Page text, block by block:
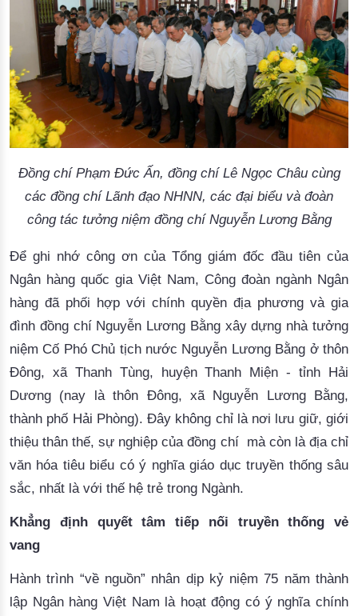
Đồng chí Phạm Đức Ấn, đồng chí Lê Ngọc Châu cùng
các đồng chí Lãnh đạo NHNN, các đại biểu và đoàn
công tác tưởng niệm đồng chí Nguyễn Lương Bằng
Để ghi nhớ công ơn của Tổng giám đốc đầu tiên của
Ngân hàng quốc gia Việt Nam, Công đoàn ngành Ngân
hàng đã phối hợp với chính quyền địa phương và gia
đình đồng chí Nguyễn Lương Bằng xây dựng nhà tưởng
niệm Cố Phó Chủ tịch nước Nguyễn Lương Bằng ở thôn
Đông, xã Thanh Tùng, huyện Thanh Miện - tỉnh Hải
Dương (nay là thôn Đông, xã Nguyễn Lương Bằng,
thành phố Hải Phòng). Đây không chỉ là nơi lưu giữ,giới
thiệu thân thế, sự nghiệp của đồng chí mà còn là địa chỉ
văn hóa tiêu biểu cóý nghĩa giáo dụctruyền thốngsâu
sắc, nhất là với thế hệ trẻ trong Ngành.
Khẳng định quyết tâm tiếp nối truyền thống vẻ
vang
Hành trình “về nguồn” nhân dịp kỷ niệm 75 năm thành
lập Ngân hàng Việt Nam là hoạt động có ý nghĩa chính